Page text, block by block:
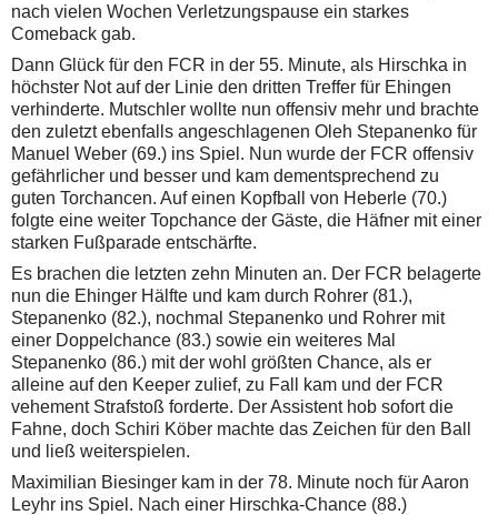
nach vielen Wochen Verletzungspause ein starkes
Comeback gab.
Dann Glück für den FCR in der 55. Minute, als Hirschka in
höchster Not auf der Linie den dritten Treffer für Ehingen
verhinderte. Mutschler wollte nun offensiv mehr und brachte
den zuletzt ebenfalls angeschlagenen Oleh Stepanenko für
Manuel Weber (69.) ins Spiel. Nun wurde der FCR offensiv
gefährlicher und besser und kam dementsprechend zu
guten Torchancen. Auf einen Kopfball von Heberle (70.)
folgte eine weiter Topchance der Gäste, die Häfner mit einer
starken Fußparade entschärfte.
Es brachen die letzten zehn Minuten an. Der FCR belagerte
nun die Ehinger Hälfte und kam durch Rohrer (81.),
Stepanenko (82.), nochmal Stepanenko und Rohrer mit
einer Doppelchance (83.) sowie ein weiteres Mal
Stepanenko (86.) mit der wohl größten Chance, als er
alleine auf den Keeper zulief, zu Fall kam und der FCR
vehement Strafstoß forderte. Der Assistent hob sofort die
Fahne, doch Schiri Köber machte das Zeichen für den Ball
und ließ weiterspielen.
Maximilian Biesinger kam in der 78. Minute noch für Aaron
Leyhr ins Spiel. Nach einer Hirschka-Chance (88.)